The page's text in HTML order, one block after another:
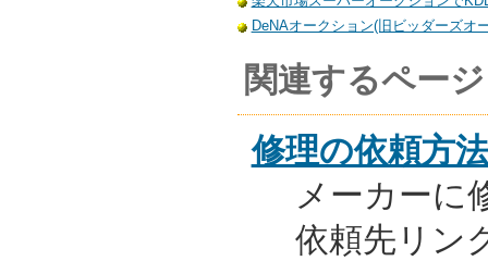
DeNAオークション(旧ビッダーズオ
関連するページ
修理の依頼方法
メーカーに
依頼先リン